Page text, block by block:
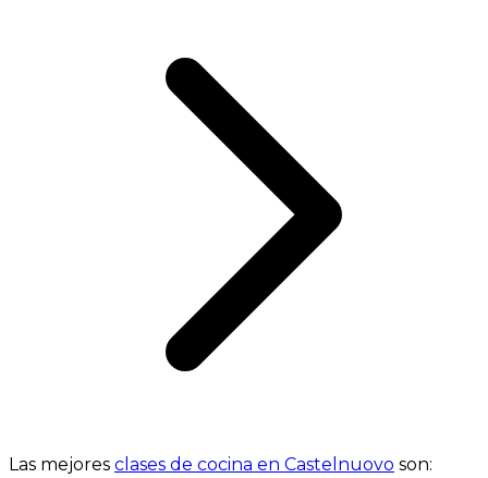
Las mejores clases de cocina en Castelnuovo son: